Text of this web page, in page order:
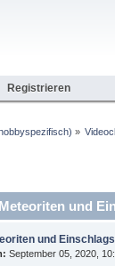
Registrieren
»
und
und
September 05, 2020,